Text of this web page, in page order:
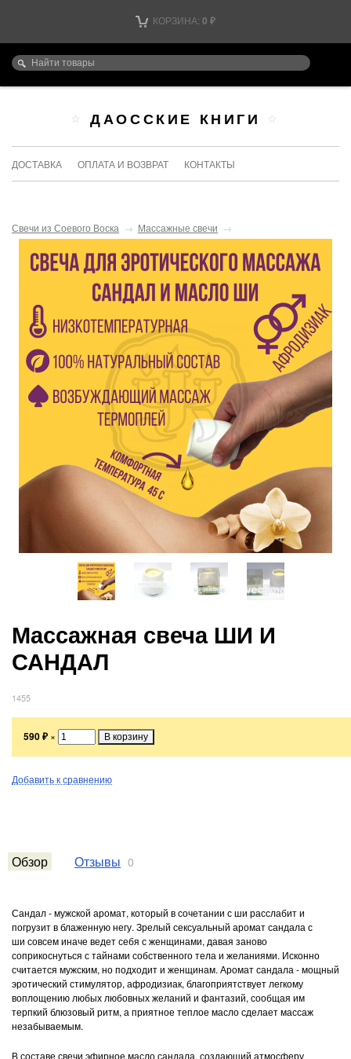
КОРЗИНА: 0 ₽
ДАОССКИЕ КНИГИ
ДОСТАВКА ОПЛАТА И ВОЗВРАТ КОНТАКТЫ
Свечи из Соевого Воска → Массажные свечи →
Массажная свеча ШИ И
САНДАЛ
1455
590₽ ×
Добавить к сравнению
Обзор Отзывы 0
Сандал - мужской аромат, который в сочетании с ши расслабит и
погрузит в блаженную негу. Зрелый сексуальный аромат сандала с
ши совсем иначе ведет себя с женщинами, давая заново
соприкоснуться с тайнами собственного тела и желаниями. Исконно
считается мужским, но подходит и женщинам. Аромат сандала - мощный
эротический стимулятор, афродизиак, благоприятствует легкому
воплощению любых любовных желаний и фантазий, сообщая им
терпкий блюзовый ритм, а приятное теплое масло сделает массаж
незабываемым.
В составе свечи эфирное масло сандала, создающий атмосферу